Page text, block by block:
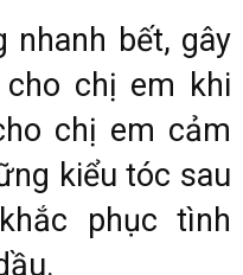
nhanh bết, gây
chị em khi
chị em cảm
kiểu tóc sau
phục tình